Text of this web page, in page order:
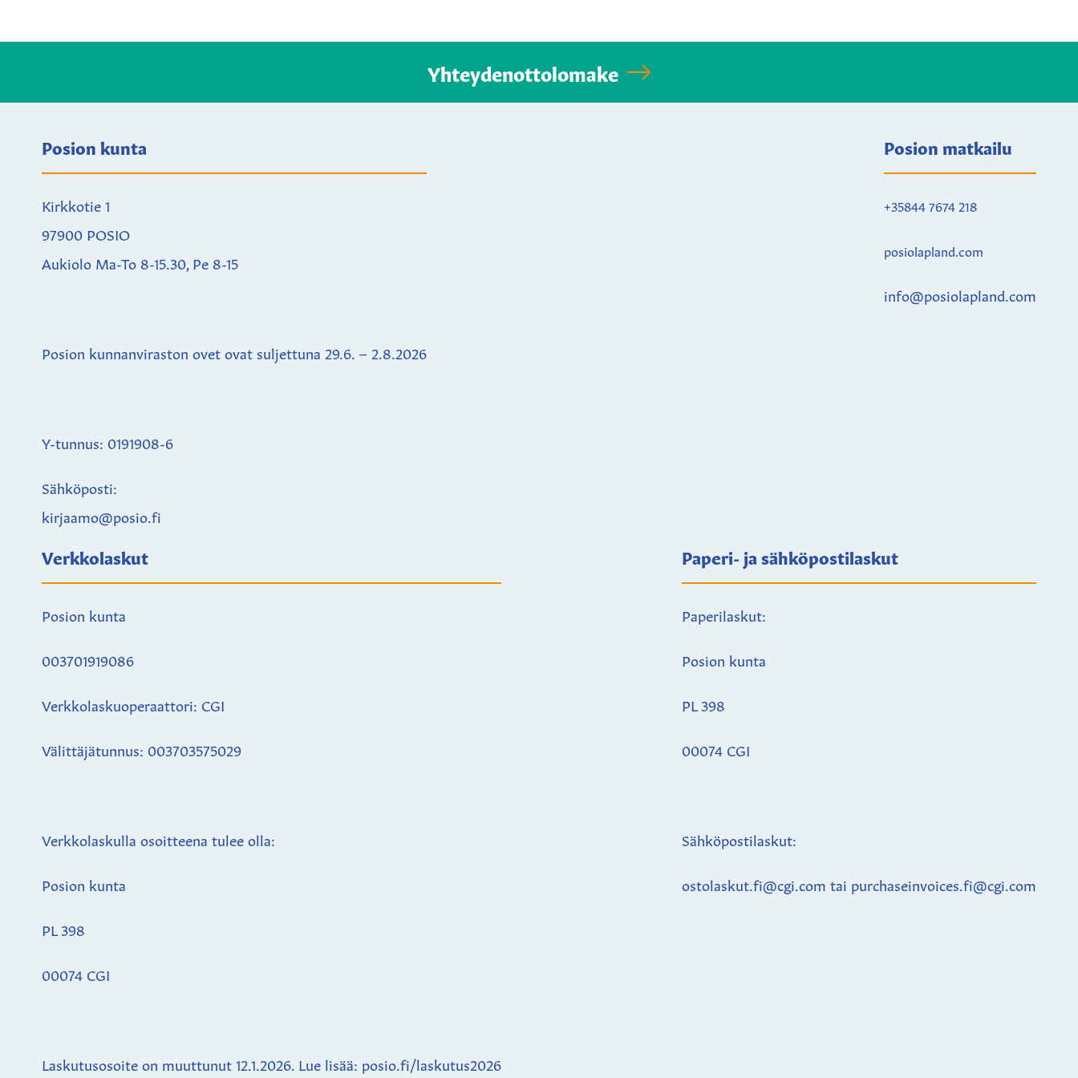
Yhteydenottolomake
Posion kunta
Kirkkotie 1
97900 POSIO
Aukiolo Ma-To 8-15.30, Pe 8-15
Posion kunnanviraston ovet ovat suljettuna 29.6. – 2.8.2026
Y-tunnus: 0191908-6
Sähköposti:
kirjaamo@posio.fi
Posion matkailu
+35844 7674 218
posiolapland.com
info@posiolapland.com
Verkkolaskut
Posion kunta
003701919086
Verkkolaskuoperaattori: CGI
Välittäjätunnus: 003703575029
Verkkolaskulla osoitteena tulee olla:
Posion kunta
PL 398
00074 CGI
Laskutusosoite on muuttunut 12.1.2026. Lue lisää: posio.fi/laskutus2026
Paperi- ja sähköpostilaskut
Paperilaskut:
Posion kunta
PL 398
00074 CGI
Sähköpostilaskut:
ostolaskut.fi@cgi.com tai purchaseinvoices.fi@cgi.com